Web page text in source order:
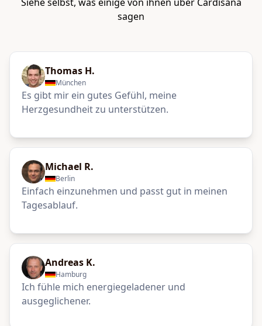
sagen
Thomas H.
München
Es gibt mir ein gutes Gefühl, meine
Herzgesundheit zu unterstützen.
Michael R.
Berlin
Einfach einzunehmen und passt gut in meinen
Tagesablauf.
Andreas K.
Hamburg
Ich fühle mich energiegeladener und
ausgeglichener.